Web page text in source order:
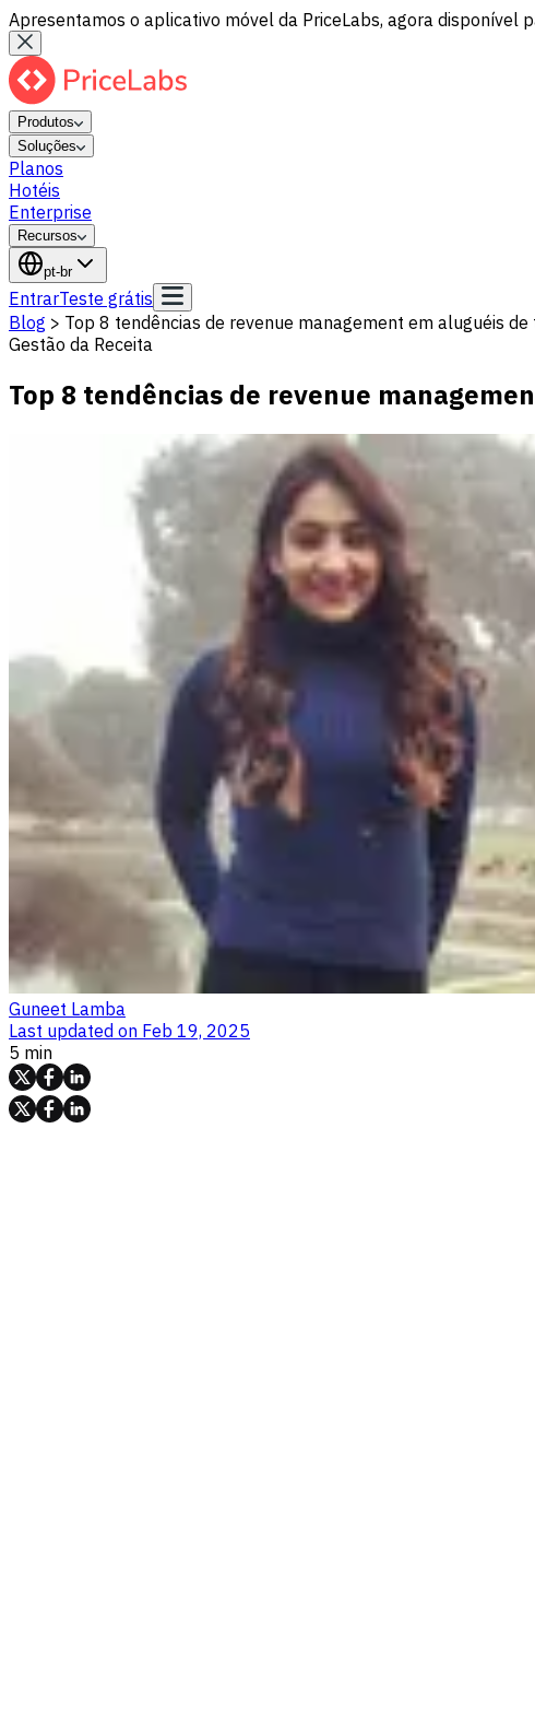
Apresentamos o aplicativo móvel da PriceLabs, agora disponível
Produtos
Soluções
Planos
Hotéis
Enterprise
Recursos
pt-br
EntrarTeste grátis
Blog > Top 8 tendências de revenue management em aluguéis
Gestão da Receita
Top 8 tendências de revenue
Guneet Lamba
Last updated on Feb 19, 2025
5 min